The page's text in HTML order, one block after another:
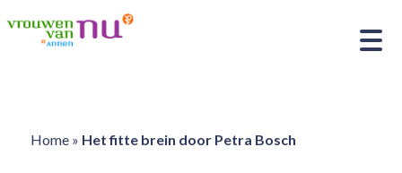
Home» Het fitte brein door Petra Bosch